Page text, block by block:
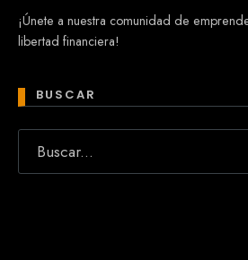
¡Únete a nuestra comunidad de
libertad financiera!
BUSCAR